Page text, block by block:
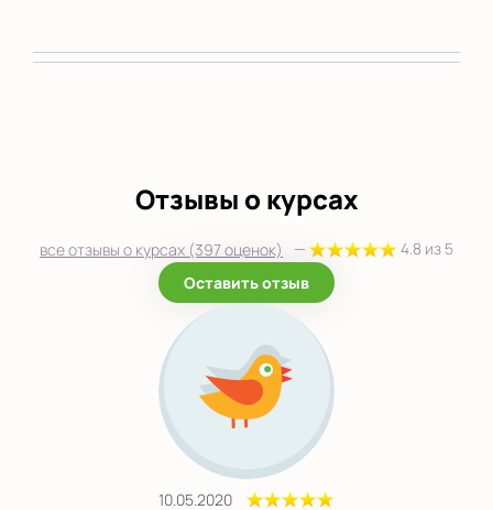
Отзывы о курсах
все отзывы о курсах (397 оценок) —
4.8 из 5
Оставить отзыв
10.05.2020